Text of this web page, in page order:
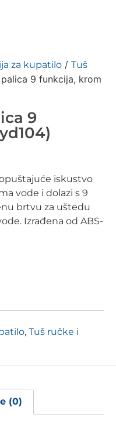
za kupatilo / Tuš
9 funkcija, krom
9
iskustvo
vode i dolazi s 9
brtvu za uštedu
Izrađena od ABS-
, Tuš ručke i
(0)